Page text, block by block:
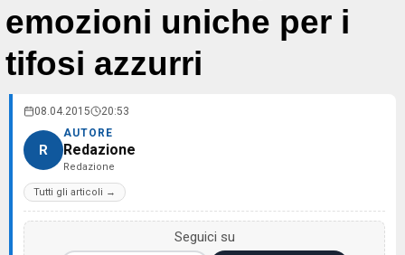
emozioni uniche per i
tifosi azzurri
08.04.2015 20:53
R
AUTORE
Redazione
Redazione
Tutti gli articoli →
Seguici su